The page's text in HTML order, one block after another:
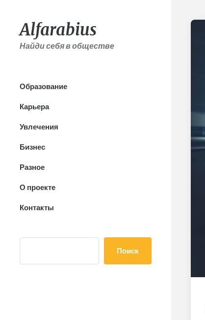
Alfarabius
Найди себя в обществе
Образование
Карьера
Увлечения
Бизнес
Разное
О проекте
Контакты
Поиск